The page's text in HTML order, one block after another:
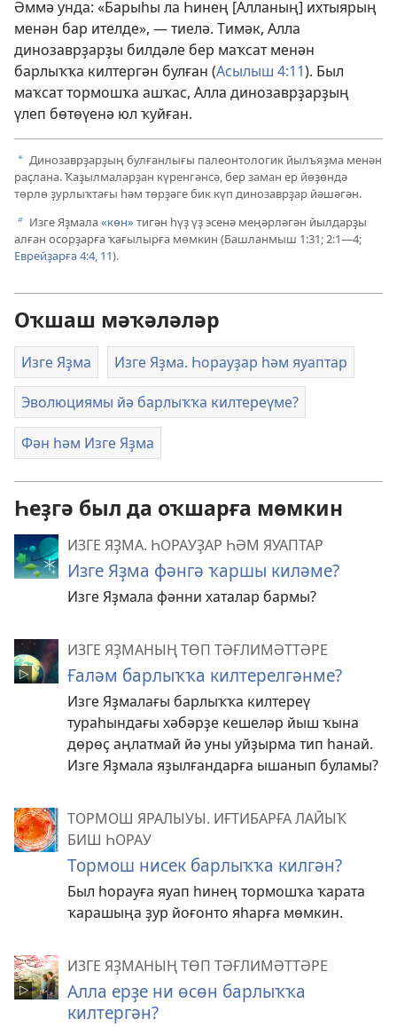
Әммә унда: «Барыһы ла Һинең [Алланың] ихтыярың
менән бар ителде», — тиелә. Тимәк, Алла
динозаврҙарҙы билдәле бер маҡсат менән
барлыҡҡа килтергән булған (Асылыш 4:11). Был
маҡсат тормошҡа ашҡас, Алла динозаврҙарҙың
үлеп бөтөүенә юл ҡуйған.
a Динозаврҙарҙың булғанлығы палеонтологик йылъяҙма менән
раҫлана. Ҡаҙылмаларҙан күренгәнсә, бер заман ер йөҙөндә
төрлө ҙурлыҡтағы һәм төрҙәге бик күп динозаврҙар йәшәгән.
b Изге Яҙмала«көн» тигән һүҙ үҙ эсенә меңәрләгән йылдарҙы
алған осорҙарға ҡағылырға мөмкин (Башланмыш 1:31;2:1—4;
Еврейҙарға 4:4, 11).
Оҡшаш мәҡәләләр
Изге Яҙма Изге Яҙма. Һорауҙар һәм яуаптар
Эволюциямы йә барлыҡҡа килтереүме?
Фән һәм Изге Яҙма
Һеҙгә был да оҡшарға мөмкин
ИЗГЕ ЯҘМА. ҺОРАУҘАР ҺӘМ ЯУАПТАР
Изге Яҙма фәнгә ҡаршы киләме?
Изге Яҙмала фәнни хаталар бармы?
ИЗГЕ ЯҘМАНЫҢ ТӨП ТӘҒЛИМӘТТӘРЕ
Ғаләм барлыҡҡа килтерелгәнме?
Изге Яҙмалағы барлыҡҡа килтереү
тураһындағы хәбәрҙе кешеләр йыш ҡына
дөрөҫ аңлатмай йә уны уйҙырма тип һанай.
Изге Яҙмала яҙылғандарға ышанып буламы?
ТОРМОШ ЯРАЛЫУЫ. ИҒТИБАРҒА ЛАЙЫҠ
БИШ ҺОРАУ
Тормош нисек барлыҡҡа килгән?
Был һорауға яуап һинең тормошҡа ҡарата
ҡарашыңа ҙур йоғонто яһарға мөмкин.
ИЗГЕ ЯҘМАНЫҢ ТӨП ТӘҒЛИМӘТТӘРЕ
Алла ерҙе ни өсөн барлыҡҡа
килтергән?